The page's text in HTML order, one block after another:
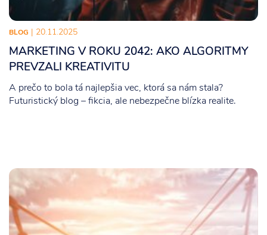
BLOG | 20.11.2025
MARKETING V ROKU 2042: AKO ALGORITMY
PREVZALI KREATIVITU
A prečo to bola tá najlepšia vec, ktorá sa nám stala?
Futuristický blog – fikcia, ale nebezpečne blízka realite.